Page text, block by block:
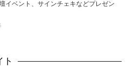
イベント、サインチェキなどプレゼン
ト